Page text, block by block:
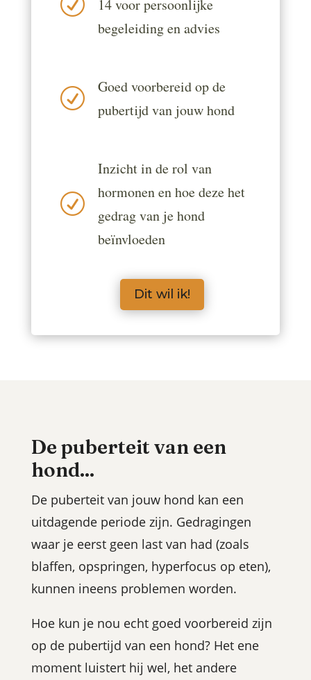
14 voor persoonlijke
begeleiding en advies
R
Goed voorbereid op de
pubertijd van jouw hond
R
Inzicht in de rol van
hormonen en hoe deze het
gedrag van je hond
beïnvloeden
Dit wil ik!
De puberteit van een
hond...
De puberteit van jouw hond kan een
uitdagende periode zijn. Gedragingen
waar je eerst geen last van had (zoals
blaffen, opspringen, hyperfocus op eten),
kunnen ineens problemen worden.
Hoe kun je nou echt goed voorbereid zijn
op de pubertijd van een hond? Het ene
moment luistert hij wel, het andere